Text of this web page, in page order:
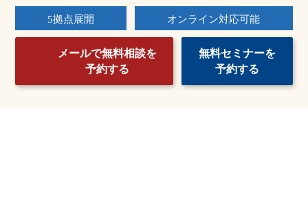
5拠点展開 オンライン対応可能
メールで無料相談を
予約する
無料セミナーを
予約する